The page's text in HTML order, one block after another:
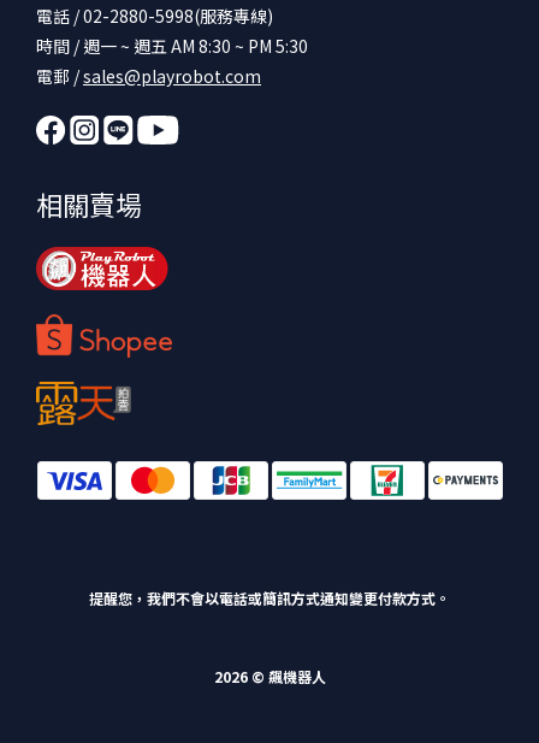
電話 / 02-2880-5998(服務專線)
時間 / 週一 ~ 週五 AM 8:30 ~ PM 5:30
電郵 /sales@playrobot.com
相關賣場
提醒您，我們不會以電話或簡訊方式通知變更付款方式。
2026 © 飆機器人